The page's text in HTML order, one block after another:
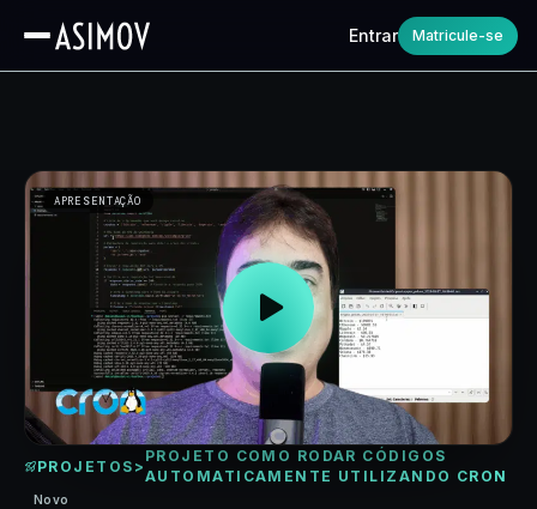
Entrar Matricule-se
PROJETOS >
PROJETO COMO RODAR CÓDIGOS
AUTOMATICAMENTE UTILIZANDO CRON
Novo
APRESENTAÇÃO